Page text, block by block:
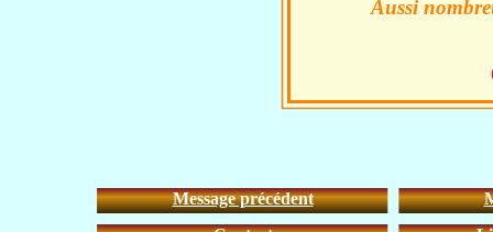
Aussi
Message précédent